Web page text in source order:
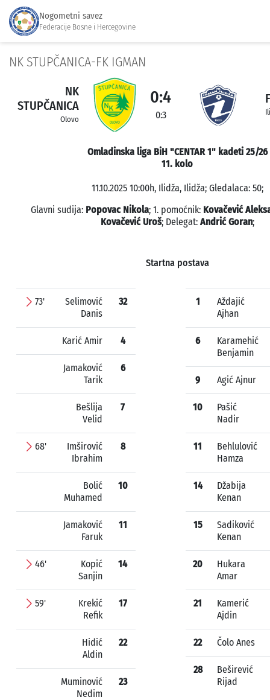
Nogometni savez
Federacije Bosne i Hercegovine
NK STUPČANICA-FK IGMAN
NK
STUPČANICA
Olovo
0:4
0:3
Omladinska liga BiH "CENTAR 1" kadeti 25/26
11. kolo
11.10.2025 10:00h, Ilidža, Ilidža; Gledalaca: 50;
Glavni sudija: Popovac Nikola; 1. pomoćnik: Kovačević
Kovačević Uroš; Delegat: Andrić Goran;
Startna postava
73'
Selimović
Danis
32
Karić Amir 4
Jamaković
Tarik
6
Bešlija
Velid
7
68'
Imširović
Ibrahim
8
Bolić
Muhamed
10
Jamaković
Faruk
11
46'
Kopić
Sanjin
14
59'
Krekić
Refik
17
Hidić
Aldin
22
Muminović
Nedim
23
1
Aždajić
Ajhan
6
Karamehić
Benjamin
9 Agić Ajnur
10
Pašić
Nadir
11
Behlulović
Hamza
14
Džabija
Kenan
15
Sadiković
Kenan
20
Hukara
Amar
21
Kamerić
Ajdin
22 Čolo Anes
28
Beširević
Rijad